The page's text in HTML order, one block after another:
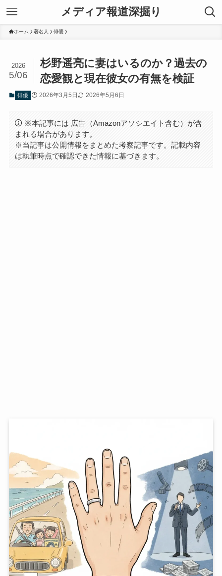
メディア報道深掘り
ホーム 著名人 俳優
杉野遥亮に妻はいるのか？過去の
恋愛観と現在彼女の有無を検証
2026
5/06
俳優 2026年3月5日 2026年5月6日
※本記事には 広告（Amazonアソシエイト含む）が含
まれる場合があります。
※当記事は公開情報をまとめた考察記事です。記載内容
は執筆時点で確認できた情報に基づきます。